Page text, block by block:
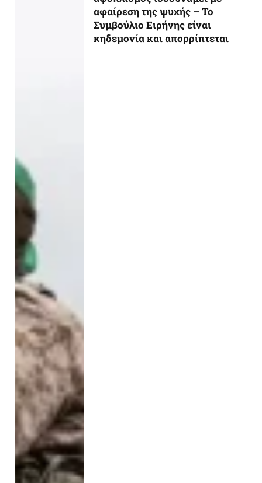
αφαίρεση της ψυχής – Το
Συμβούλιο Ειρήνης είναι
κηδεμονία και απορρίπτεται